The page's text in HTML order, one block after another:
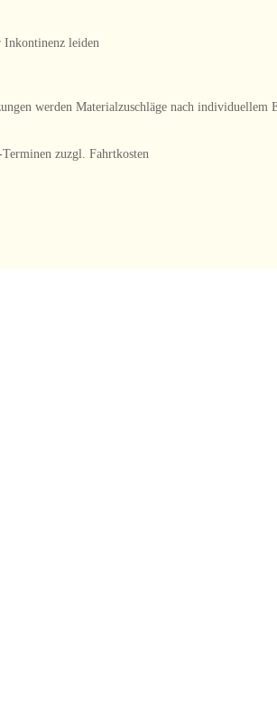
Inkontinenz leiden
werden Materialzuschläge nach individuellem
zuzgl. Fahrtkosten